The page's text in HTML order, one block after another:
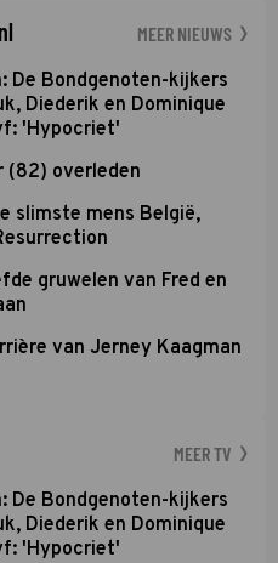
MEER NIEUWS
De Bondgenoten-kijkers
Diederik en Dominique
'Hypocriet'
(82) overleden
slimste mens België,
gruwelen van Fred en
van Jerney Kaagman
MEER TV
De Bondgenoten-kijkers
Diederik en Dominique
'Hypocriet'